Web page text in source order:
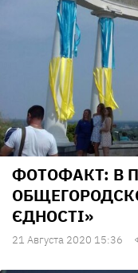
ФОТОФАКТ: В
ЄДНОСТІ»
21 Августа 2020 15:36